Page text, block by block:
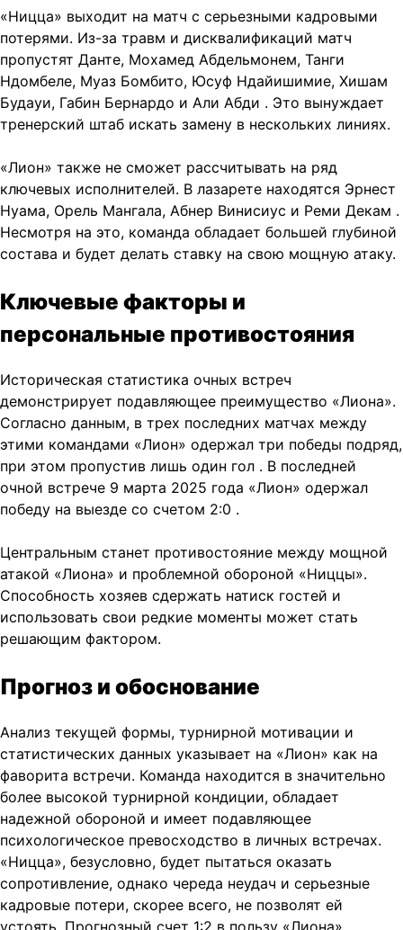
«Ницца» выходит на матч с серьезными кадровыми
потерями. Из-за травм и дисквалификаций матч
пропустят Данте, Мохамед Абдельмонем, Танги
Ндомбеле, Муаз Бомбито, Юсуф Ндайишимие, Хишам
Будауи, Габин Бернардо и Али Абди . Это вынуждает
тренерский штаб искать замену в нескольких линиях.
«Лион» также не сможет рассчитывать на ряд
ключевых исполнителей. В лазарете находятся Эрнест
Нуама, Орель Мангала, Абнер Винисиус и Реми Декам .
Несмотря на это, команда обладает большей глубиной
состава и будет делать ставку на свою мощную атаку.
Ключевые факторы и
персональные противостояния
Историческая статистика очных встреч
демонстрирует подавляющее преимущество «Лиона».
Согласно данным, в трех последних матчах между
этими командами «Лион» одержал три победы подряд,
при этом пропустив лишь один гол . В последней
очной встрече 9 марта 2025 года «Лион» одержал
победу на выезде со счетом 2:0 .
Центральным станет противостояние между мощной
атакой «Лиона» и проблемной обороной «Ниццы».
Способность хозяев сдержать натиск гостей и
использовать свои редкие моменты может стать
решающим фактором.
Прогноз и обоснование
Анализ текущей формы, турнирной мотивации и
статистических данных указывает на «Лион» как на
фаворита встречи. Команда находится в значительно
более высокой турнирной кондиции, обладает
надежной обороной и имеет подавляющее
психологическое превосходство в личных встречах.
«Ницца», безусловно, будет пытаться оказать
сопротивление, однако череда неудач и серьезные
кадровые потери, скорее всего, не позволят ей
устоять. Прогнозный счет 1:2 в пользу «Лиона»